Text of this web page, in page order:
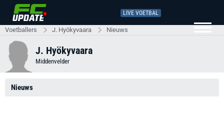
LIVE VOETBAL
Voetballers J. Hyökyvaara Nieuws
J. Hyökyvaara
Middenvelder
Nieuws